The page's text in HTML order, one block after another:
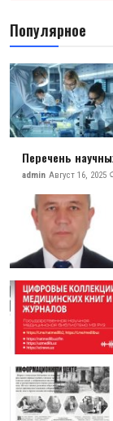
Популярное
Перечень
admin Август 16, 2025